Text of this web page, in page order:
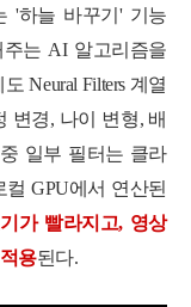
'하늘 바꾸기' 기능
는 AI 알고리즘을
Neural Filters 계열
변경, 나이 변형, 배
일부 필터는 클라
GPU에서 연산된
가 빨라지고, 영상
용된다.